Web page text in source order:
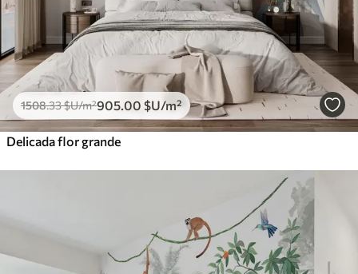
1508.33$U/m²905 .00 $U/m²
Delicada flor grande